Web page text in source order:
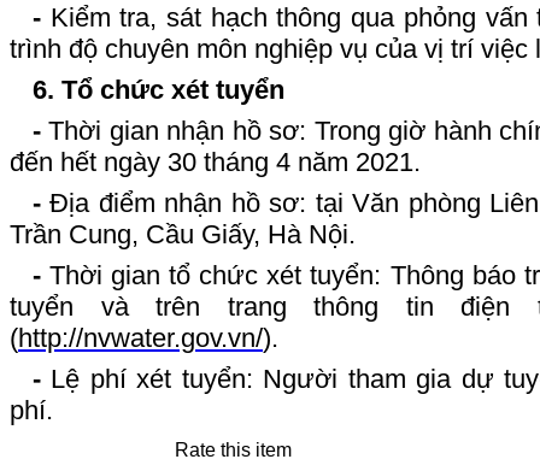
-Kiểm tra, sát hạch thông qua phỏng
trình độ chuyên môn nghiệp vụ của vị trí việc
6. Tổ chức xét tuyển
-Thời gian nhận hồ sơ: Trong giờ hành
đến hết ngày 30 tháng 4 năm 2021.
-Địa điểm nhận hồ sơ: tại Văn phòng
Trần Cung, Cầu Giấy, Hà Nội.
-Thời gian tổ chức xét tuyển: Thông báo
tuyển và trên trang thông tin điện
(http://nvwater.gov.vn/).
-Lệ phí xét tuyển: Người tham gia dự
phí.
Rate this item